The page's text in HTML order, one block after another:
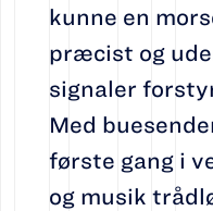
kunne en
præcist og
signaler
Med
første gang i
og musik